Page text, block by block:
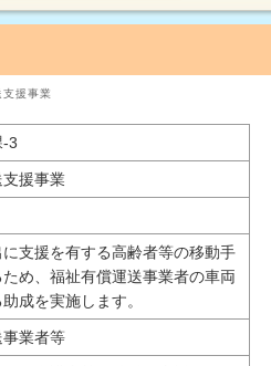
援事業
-3
援事業
支援を有する高齢者等の移動手
め、福祉有償運送事業者の車両
成を実施します。
業者等